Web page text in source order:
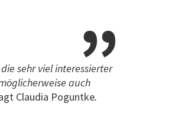
sehr viel interessierter
auch
Claudia Poguntke.